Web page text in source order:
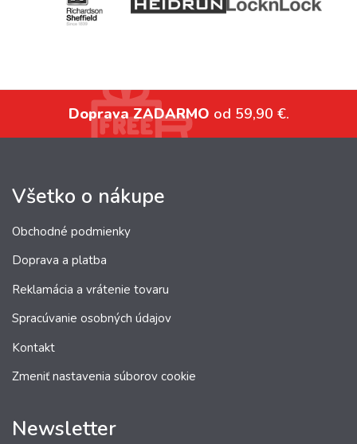
Doprava ZADARMO od 59,90 €.
Všetko o nákupe
Obchodné podmienky
Doprava a platba
Reklamácia a vrátenie tovaru
Spracúvanie osobných údajov
Kontakt
Zmeniť nastavenia súborov cookie
Newsletter